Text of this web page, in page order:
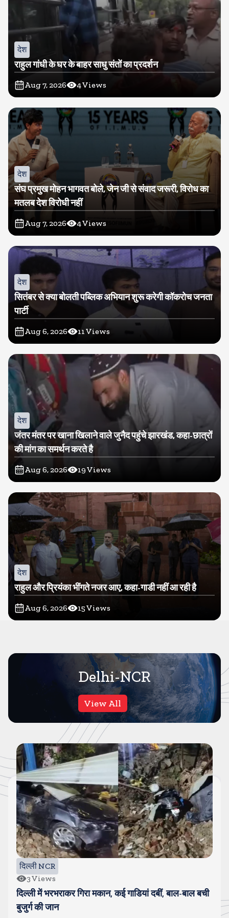
देश
राहुल गांधी के घर के बाहर साधु संतों का प्रदर्शन
Aug 7, 2026 4Views
देश
संघ प्रमुख मोहन भागवत बोले, जेन जी से संवाद जरूरी, विरोध का
मतलब देश विरोधी नहीं
Aug 7, 2026 4Views
देश
सितंबर से क्या बोलती पब्लिक अभियान शुरू करेगी कॉकरोच जनता
पार्टी
Aug 6, 2026 11 Views
देश
जंतर मंतर पर खाना खिलाने वाले जुनैद पहुंचे झारखंड, कहा-छात्रों
की मांग का समर्थन करते है
Aug 6, 2026 19Views
देश
राहुल और प्रियंका भींगते नजर आए, कहा-गाडी नहीं आ रही है
Aug 6, 2026 15Views
Delhi-NCR
View All
दिल्ली NCR
3Views
दिल्ली में भरभराकर गिरा मकान, कई गाडियां दबीं, बाल-बाल बची
बुजुर्ग की जान